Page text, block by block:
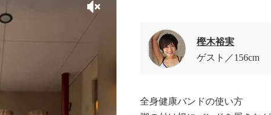
樫木裕実
ゲスト
156cm
全身健康バンドの使い方